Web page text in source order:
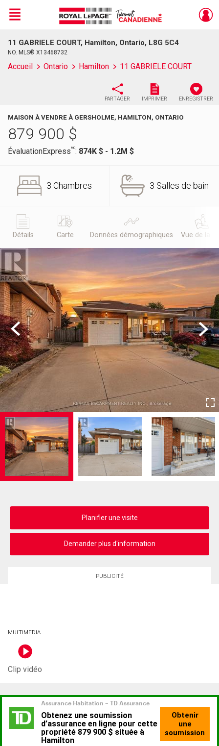
Live
En Direct
Menu
11 GABRIELE COURT, Hamilton, Ontario, L8G 5C4
NO. MLS® X13468732
Accueil Ontario Hamilton 11 GABRIELE COURT
PARTAGER IMPRIMER ENREGISTRER
MAISON À VENDRE À GERSHOLME, HAMILTON, ONTARIO
879 900 $
ÉvaluationExpressMC: 874K $ - 1.2M $
3 Chambres 3 Salles de bain
Détails Carte Données démographiques Vue de la
Previous Next
Planifier une visite
Demander plus d'information
PUBLICITÉ
MULTIMEDIA
Clip vidéo